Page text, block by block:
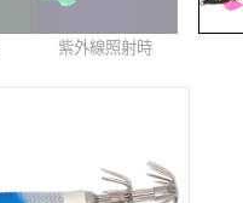
紫外線照射時